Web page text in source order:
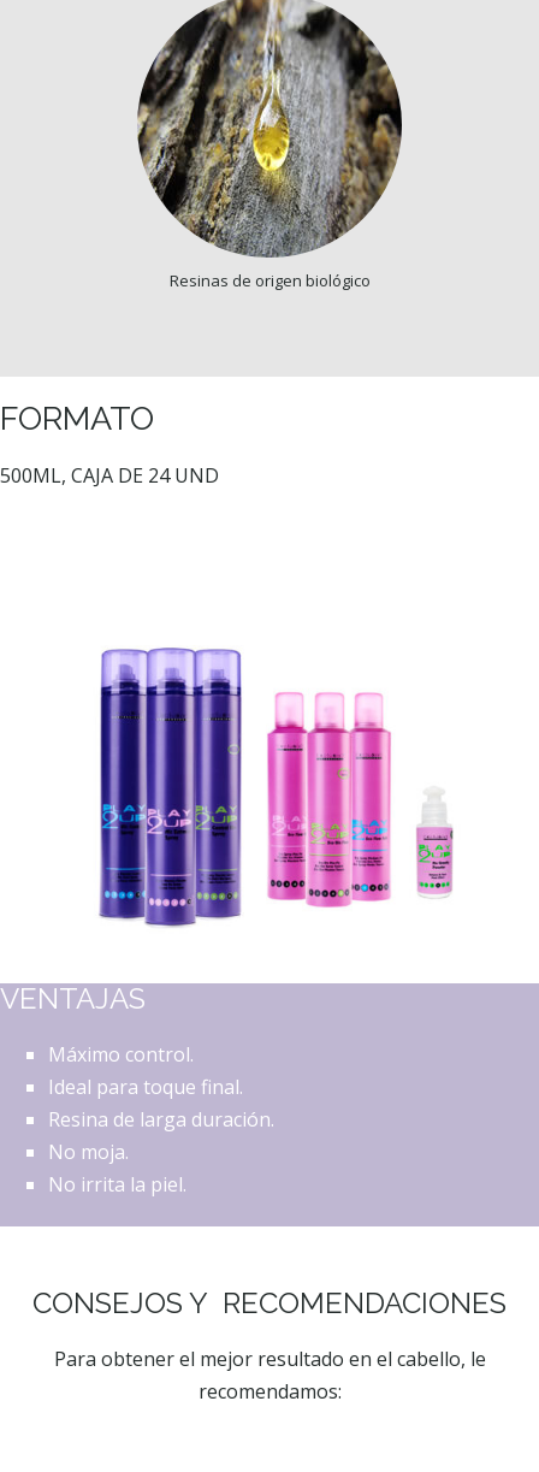
Resinas de origen biológico
FORMATO
500ML, CAJA DE 24 UND
VENTAJAS
Máximo control.
Ideal para toque final.
Resina de larga duración.
No moja.
No irrita la piel.
CONSEJOS Y RECOMENDACIONES
Para obtener el mejor resultado en el cabello, le
recomendamos: